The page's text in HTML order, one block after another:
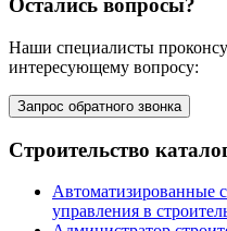
Остались вопросы?
Наши специалисты
интересующему вопросу:
Запрос обратного звонка
Строительство
Автоматизированные
управления в